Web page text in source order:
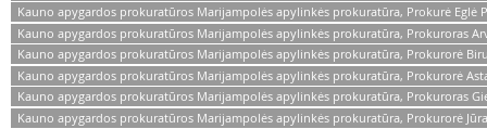
Kauno apygardos prokuratūros Marijampolės apylinkės prokuratūra, Prokurė Eglė
Kauno apygardos prokuratūros Marijampolės apylinkės prokuratūra, Prokuroras
Kauno apygardos prokuratūros Marijampolės apylinkės prokuratūra, Prokurorė
Kauno apygardos prokuratūros Marijampolės apylinkės prokuratūra, Prokurorė
Kauno apygardos prokuratūros Marijampolės apylinkės prokuratūra, Prokuroras
Kauno apygardos prokuratūros Marijampolės apylinkės prokuratūra, Prokurorė